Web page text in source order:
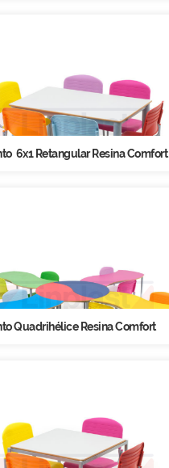
6x1 Retangular Resina Comfort
Quadrihélice Resina Comfort